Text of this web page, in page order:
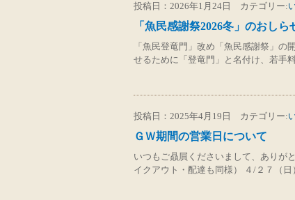
投稿日：2026年1月24日 カテゴリー:
「魚民感謝祭2026冬」のおしら
「魚民登竜門」改め「魚民感謝祭」の
せるために「登竜門」と名付け、若手
投稿日：2025年4月19日 カテゴリー:
ＧＷ期間の営業日について
いつもご贔屓くださいまして、ありが
イクアウト・配達も同様） ４/２７（